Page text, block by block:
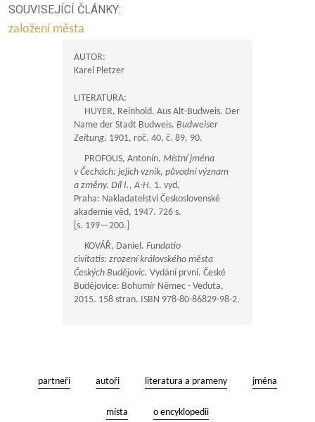
SOUVISEJÍCÍ ČLÁNKY:
založení města
AUTOR:
Karel Pletzer
LITERATURA:
HUYER, Reinhold. Aus Alt-Budweis. Der
Name der Stadt Budweis. Budweiser
Zeitung. 1901, roč. 40, č. 89, 90.
PROFOUS, Antonín. Místní jména
v Čechách: jejich vznik, původní význam
a změny. Díl I., A-H. 1. vyd.
Praha: Nakladatelství Československé
akademie věd, 1947. 726 s.
[s. 199—200.]
KOVÁŘ, Daniel. Fundatio
civitatis: zrození královského města
Českých Budějovic. Vydání první. České
Budějovice: Bohumír Němec - Veduta,
2015. 158 stran. ISBN 978-80-86829-98-2.
partneři autoři literatura a prameny jména
místa o encyklopedii